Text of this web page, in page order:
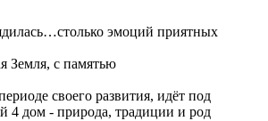
эмоций приятных
Земля, с памятью
своего развития, идёт под
4 дом - природа, традиции и род